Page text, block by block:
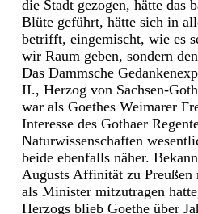
die Stadt gezogen, hätte das
Blüte geführt, hätte sich in
betrifft, eingemischt, wie es
wir Raum geben, sondern
Das Dammsche
II., Herzog von Sachsen-
war als Goethes Weimarer
Interesse des Gothaer
Naturwissenschaften
beide ebenfalls näher.
Augusts Affinität zu
als Minister mitzutragen
Herzogs blieb Goethe über